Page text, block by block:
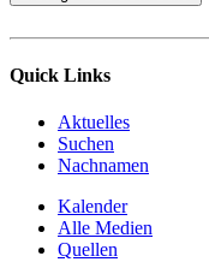
Quick Links
Aktuelles
Suchen
Nachnamen
Kalender
Alle Medien
Quellen